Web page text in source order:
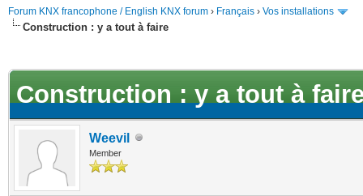
Forum KNX francophone / English KNX forum › Français › Vos installations
Construction : y a tout à faire
Construction : y a tout à
Weevil
Member